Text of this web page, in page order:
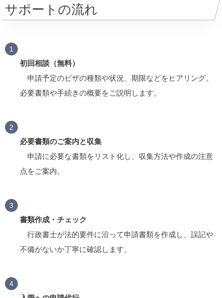
サポートの流れ
初回相談（無料）
申請予定のビザの種類や状況、期限などをヒアリング。
必要書類や手続きの概要をご説明します。
必要書類のご案内と収集
申請に必要な書類をリスト化し、収集方法や作成の注意
点をご案内。
書類作成・チェック
行政書士が法的要件に沿って申請書類を作成し、誤記や
不備がないか丁寧に確認します。